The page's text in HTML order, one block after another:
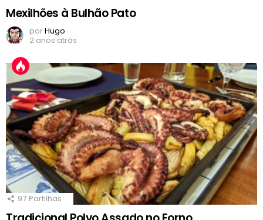
Mexilhões à Bulhão Pato
porHugo
2 anos atrás
97 Partilhas